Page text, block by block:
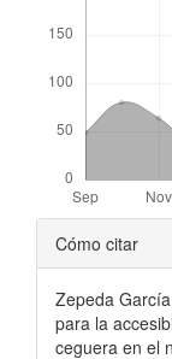
Detalles
del
artículo
Cómo citar
Zepeda
para la
ceguera en el